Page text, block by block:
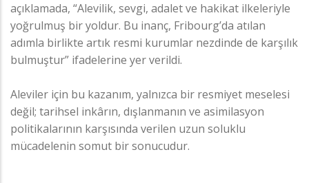
açıklamada, “Alevilik, sevgi, adalet ve hakikat ilkeleriyle
yoğrulmuş bir yoldur. Bu inanç, Fribourg’da atılan
adımla birlikte artık resmi kurumlar nezdinde de karşılık
bulmuştur” ifadelerine yer verildi.
Aleviler için bu kazanım, yalnızca bir resmiyet meselesi
değil; tarihsel inkârın, dışlanmanın ve asimilasyon
politikalarının karşısında verilen uzun soluklu
mücadelenin somut bir sonucudur.